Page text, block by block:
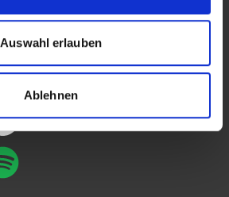
Auswahl erlauben
Ablehnen